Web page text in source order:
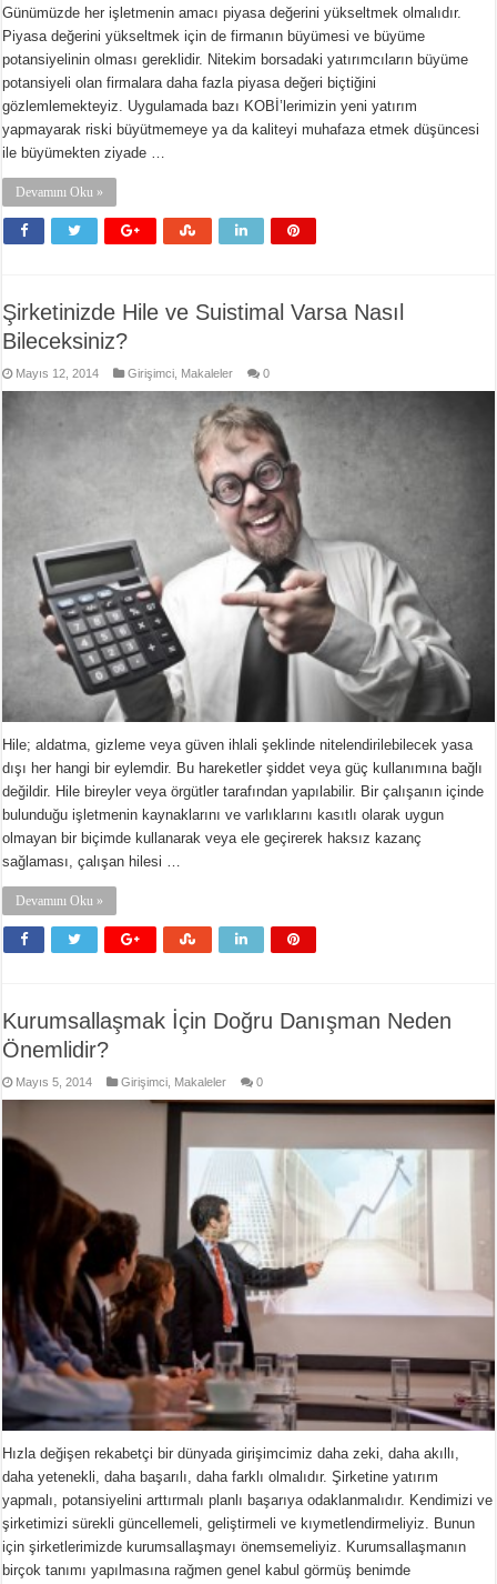
Günümüzde her işletmenin amacı piyasa değerini yükseltmek olmalıdır.
Piyasa değerini yükseltmek için de firmanın büyümesi ve büyüme
potansiyelinin olması gereklidir. Nitekim borsadaki yatırımcıların büyüme
potansiyeli olan firmalara daha fazla piyasa değeri biçtiğini
gözlemlemekteyiz. Uygulamada bazı KOBİ’lerimizin yeni yatırım
yapmayarak riski büyütmemeye ya da kaliteyi muhafaza etmek düşüncesi
ile büyümekten ziyade …
Devamını Oku »
Şirketinizde Hile ve Suistimal Varsa Nasıl
Bileceksiniz?
Mayıs 12, 2014 Girişimci Makaleler 0
Hile; aldatma, gizleme veya güven ihlali şeklinde nitelendirilebilecek yasa
dışı her hangi bir eylemdir. Bu hareketler şiddet veya güç kullanımına bağlı
değildir. Hile bireyler veya örgütler tarafından yapılabilir. Bir çalışanın içinde
bulunduğu işletmenin kaynaklarını ve varlıklarını kasıtlı olarak uygun
olmayan bir biçimde kullanarak veya ele geçirerek haksız kazanç
sağlaması, çalışan hilesi …
Devamını Oku »
Kurumsallaşmak İçin Doğru Danışman Neden
Önemlidir?
Mayıs 5, 2014 Girişimci Makaleler 0
Hızla değişen rekabetçi bir dünyada girişimcimiz daha zeki, daha akıllı,
daha yetenekli, daha başarılı, daha farklı olmalıdır. Şirketine yatırım
yapmalı, potansiyelini arttırmalı planlı başarıya odaklanmalıdır. Kendimizi ve
şirketimizi sürekli güncellemeli, geliştirmeli ve kıymetlendirmeliyiz. Bunun
için şirketlerimizde kurumsallaşmayı önemsemeliyiz. Kurumsallaşmanın
birçok tanımı yapılmasına rağmen genel kabul görmüş benimde